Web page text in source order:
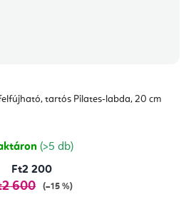
tartós Pilates-labda, 20 cm
(>5 db)
Ft2 200
600 (–15 %)